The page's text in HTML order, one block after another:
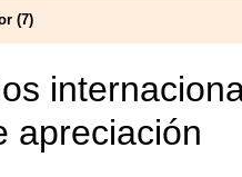
(7)
apreciación